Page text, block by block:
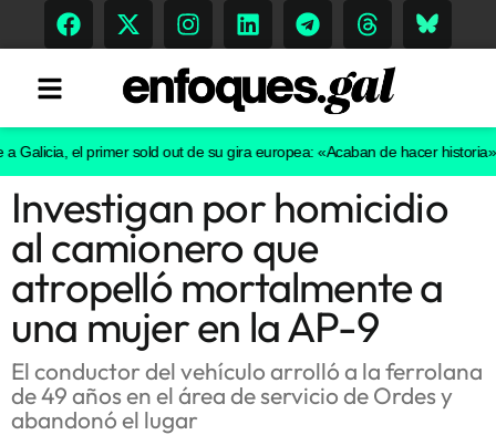
Tendencias
Memoria Histórica
Gastronomía
Escenarios
el primer sold out de su gira europea: «Acaban de hacer historia»
Investigan por homicidio
al camionero que
atropelló mortalmente a
una mujer en la AP-9
El conductor del vehículo arrolló a la ferrolana
de 49 años en el área de servicio de Ordes y
abandonó el lugar